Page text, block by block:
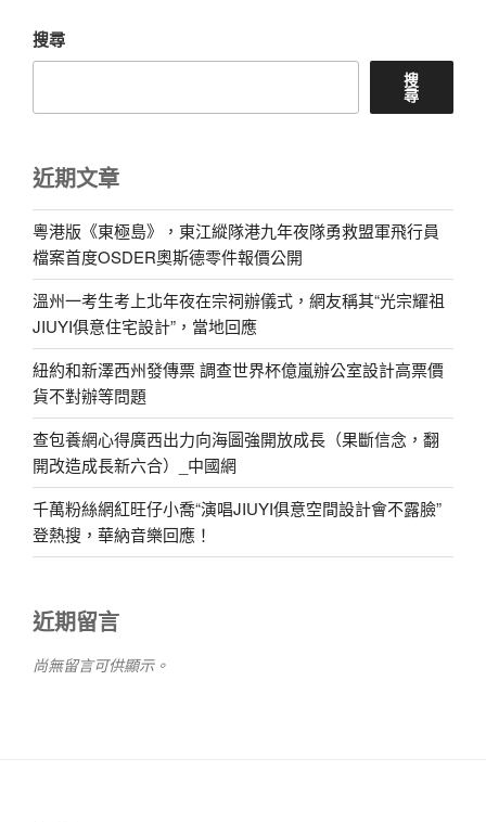
搜尋
搜
尋
近期文章
粵港版《東極島》，東江縱隊港九年夜隊勇救盟軍飛行員
檔案首度OSDER奧斯德零件報價公開
溫州一考生考上北年夜在宗祠辦儀式，網友稱其“光宗耀祖
JIUYI俱意住宅設計”，當地回應
紐約和新澤西州發傳票 調查世界杯億嵐辦公室設計高票價
貨不對辦等問題
查包養網心得廣西出力向海圖強開放成長（果斷信念，翻
開改造成長新六合）_中國網
千萬粉絲網紅旺仔小喬“演唱JIUYI俱意空間設計會不露臉”
登熱搜，華納音樂回應！
近期留言
尚無留言可供顯示。